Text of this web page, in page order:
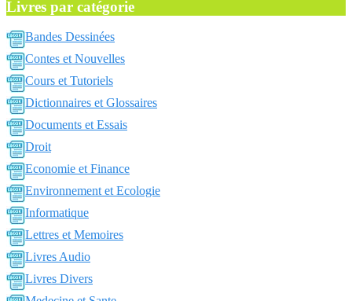
Livres par catégorie
Bandes Dessinées
Contes et Nouvelles
Cours et Tutoriels
Dictionnaires et Glossaires
Documents et Essais
Droit
Economie et Finance
Environnement et Ecologie
Informatique
Lettres et Memoires
Livres Audio
Livres Divers